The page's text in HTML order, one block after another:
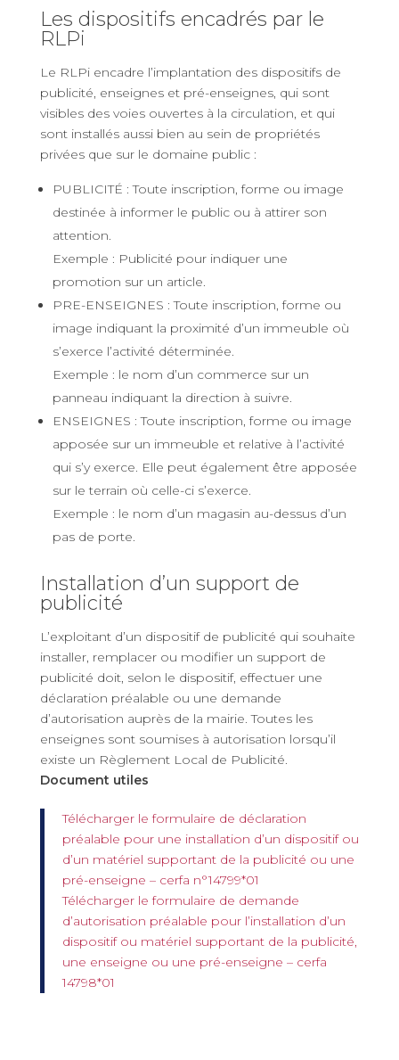
Les dispositifs encadrés par le
RLPi
Le RLPi encadre l’implantation des dispositifs de
publicité, enseignes et pré-enseignes, qui sont
visibles des voies ouvertes à la circulation, et qui
sont installés aussi bien au sein de propriétés
privées que sur le domaine public :
PUBLICITÉ : Toute inscription, forme ou image
destinée à informer le public ou à attirer son
attention.
Exemple : Publicité pour indiquer une
promotion sur un article.
PRE-ENSEIGNES : Toute inscription, forme ou
image indiquant la proximité d’un immeuble où
s’exerce l’activité déterminée.
Exemple : le nom d’un commerce sur un
panneau indiquant la direction à suivre.
ENSEIGNES : Toute inscription, forme ou image
apposée sur un immeuble et relative à l’activité
qui s’y exerce. Elle peut également être apposée
sur le terrain où celle-ci s’exerce.
Exemple : le nom d’un magasin au-dessus d’un
pas de porte.
Installation d’un support de
publicité
L’exploitant d’un dispositif de publicité qui souhaite
installer, remplacer ou modifier un support de
publicité doit, selon le dispositif, effectuer une
déclaration préalable ou une demande
d’autorisation auprès de la mairie. Toutes les
enseignes sont soumises à autorisation lorsqu’il
existe un Règlement Local de Publicité.
Document utiles
Télécharger le formulaire de déclaration
préalable pour une installation d’un dispositif ou
d’un matériel supportant de la publicité ou une
pré-enseigne – cerfa n°14799*01
Télécharger le formulaire de demande
d’autorisation préalable pour l’installation d’un
dispositif ou matériel supportant de la publicité,
une enseigne ou une pré-enseigne – cerfa
14798*01